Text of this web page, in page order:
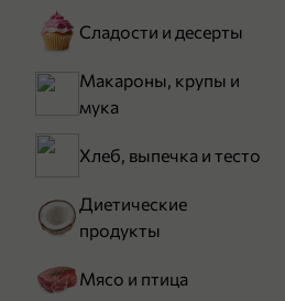
Сладости и десерты
Макароны, крупы и
мука
Хлеб, выпечка и тесто
Диетические
продукты
Мясо и птица